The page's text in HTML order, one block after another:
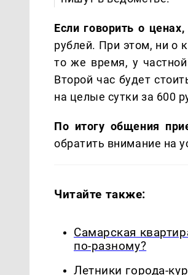
Если говорить о
рублей. При этом, ни о
то же время, у
Второй час будет
на целые сутки за 600
По итогу общения
обратить внимание на
Читайте также:
Самарская
по-разному?
Летники города-